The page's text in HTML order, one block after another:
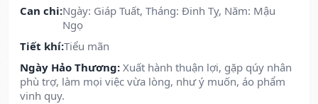
Can chi:Ngày: Giáp Tuất, Tháng: Đinh Tỵ, Năm: Mậu
Ngọ
Tiết khí:Tiểu mãn
Ngày Hảo Thương: Xuất hành thuận lợi, gặp qúy nhân
phù trợ, làm mọi việc vừa lòng, như ý muốn, áo phẩm
vinh quy.